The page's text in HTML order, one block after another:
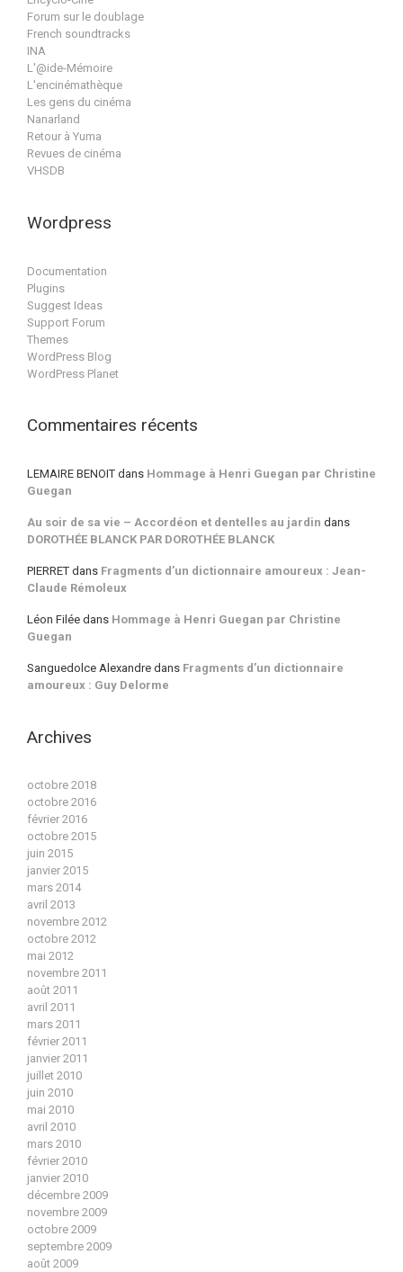
Forum sur le doublage
French soundtracks
INA
L'@ide-Mémoire
L'encinémathèque
Les gens du cinéma
Nanarland
Retour à Yuma
Revues de cinéma
VHSDB
Wordpress
Documentation
Plugins
Suggest Ideas
Support Forum
Themes
WordPress Blog
WordPress Planet
Commentaires récents
LEMAIRE BENOIT dans Hommage à Henri Guegan par Christine
Guegan
Au soir de sa vie – Accordéon et dentelles au jardin dans
DOROTHÉE BLANCK PAR DOROTHÉE BLANCK
PIERRET dans Fragments d’un dictionnaire amoureux : Jean-
Claude Rémoleux
Léon Filée dans Hommage à Henri Guegan par Christine
Guegan
Sanguedolce Alexandre dans Fragments d’un dictionnaire
amoureux : Guy Delorme
Archives
octobre 2018
octobre 2016
février 2016
octobre 2015
juin 2015
janvier 2015
mars 2014
avril 2013
novembre 2012
octobre 2012
mai 2012
novembre 2011
août 2011
avril 2011
mars 2011
février 2011
janvier 2011
juillet 2010
juin 2010
mai 2010
avril 2010
mars 2010
février 2010
janvier 2010
décembre 2009
novembre 2009
octobre 2009
septembre 2009
août 2009